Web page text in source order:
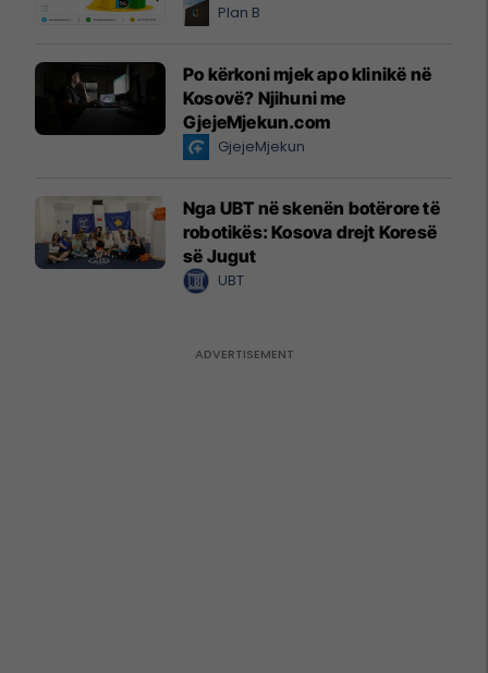
Plan B
Po kërkoni mjek apo klinikë në
Kosovë? Njihuni me
GjejeMjekun.com
GjejeMjekun
Nga UBT në skenën botërore të
robotikës: Kosova drejt Koresë
së Jugut
UBT